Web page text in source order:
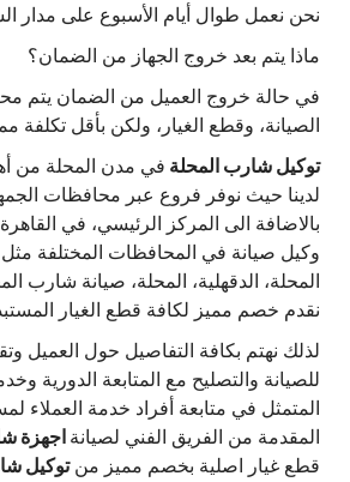
نحن نعمل طوال أيام الأسبوع على مدار
ماذا يتم بعد خروج الجهاز من الضمان؟
في حالة خروج العميل من الضمان يتم
الصيانة، وقطع الغيار، ولكن بأقل تكلفة
توكيل شارب المحلةفي مدن المحلة من
لدينا حيث نوفر فروع عبر محافظات
بالاضافة الى المركز الرئيسي، في القاهرة
وكيل صيانة في المحافظات المختلفة مثل
المحلة، الدقهلية، المحلة، صيانة شارب
نقدم خصم مميز لكافة قطع الغيار
لذلك نهتم بكافة التفاصيل حول العميل
للصيانة والتصليح مع المتابعة الدورية
المتمثل في متابعة أفراد خدمة العملاء
المقدمة من الفريق الفني لصيانةاجهزة
قطع غيار اصلية بخصم مميز منتوكيل